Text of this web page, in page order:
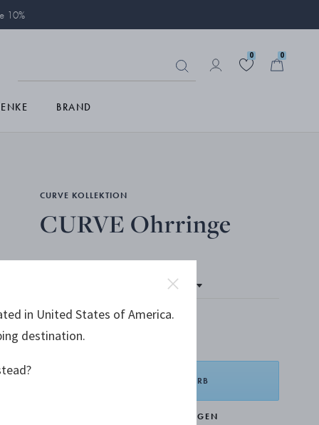
10%
0 0
BRAND
CURVE KOLLEKTION
CURVE Ohrringe
1.700,00 €
IN DEN WARENKORB
ZUR WUNSCHLISTE HINZUFÜGEN
in United States of America.
destination.